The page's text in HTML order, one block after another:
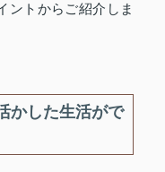
ントからご紹介しま
かした生活がで